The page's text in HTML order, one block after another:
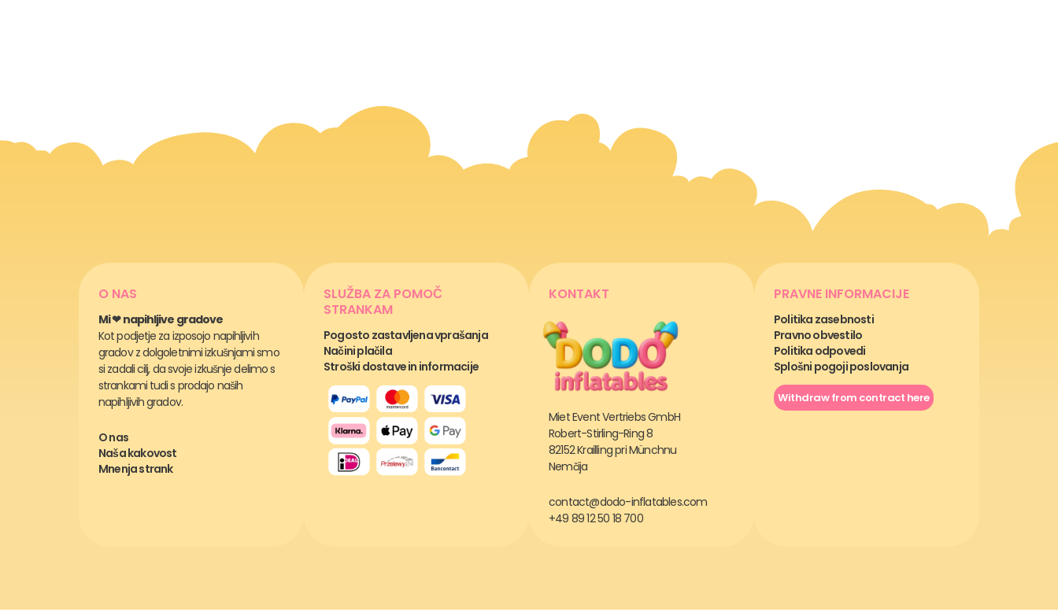
O NAS
Mi ❤ napihljive gradove
Kot podjetje za izposojo napihljivih
gradov z dolgoletnimi izkušnjami smo
si zadali cilj, da svoje izkušnje delimo s
strankami tudi s prodajo naših
napihljivih gradov.
O nas
Naša kakovost
Mnenja strank
SLUŽBA ZA POMOČ
STRANKAM
Pogosto zastavljena vprašanja
Načini plačila
Stroški dostave in informacije
KONTAKT
Miet Event Vertriebs GmbH
Robert-Stirling-Ring 8
82152 Krailling pri Münchnu
Nemčija
contact@dodo-inflatables.com
+49 89 12 50 18 700
PRAVNE INFORMACIJE
Politika zasebnosti
Pravno obvestilo
Politika odpovedi
Splošni pogoji poslovanja
Withdraw from contract here